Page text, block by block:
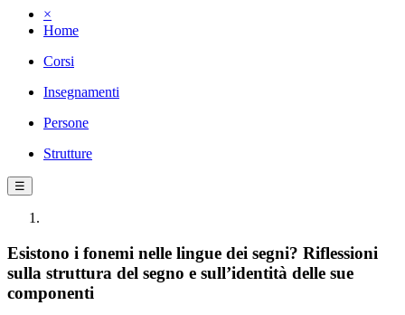
×
Home
Corsi
Insegnamenti
Persone
Strutture
☰
Esistono i fonemi nelle lingue dei segni? Riflessioni
sulla struttura del segno e sull’identità delle sue
componenti